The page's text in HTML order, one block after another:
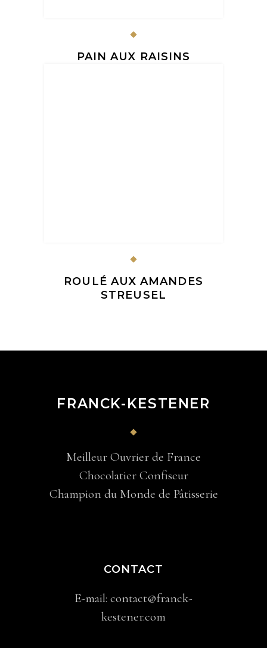
PAIN AUX RAISINS
ROULÉ AUX AMANDES
STREUSEL
FRANCK-KESTENER
Meilleur Ouvrier de France
Chocolatier Confiseur
Champion du Monde de Pâtisserie
CONTACT
E-mail: contact@franck-
kestener.com